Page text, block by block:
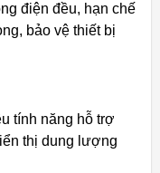
điện đều, hạn chế
bảo vệ thiết bị
tính năng hỗ trợ
thị dung lượng